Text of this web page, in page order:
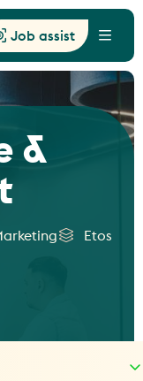
Job assist Menu
&
Etos